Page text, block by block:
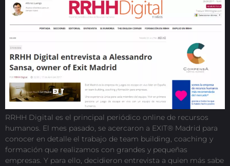
RRHH Digital es el principal periódico online de recursos
humanos. El mes pasado, se acercaron a EXIT® Madrid para
conocer en detalle el trabajo de team building, coaching y
formación que realizamos con grandes y pequeñas
empresas. Y para ello, decidieron entrevista a quien más sabe